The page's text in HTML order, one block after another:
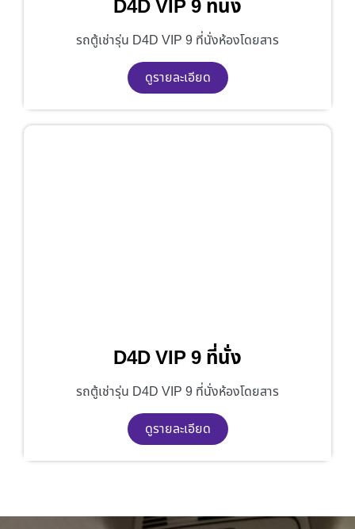
D4D VIP 9 ที่นั่ง
รถตู้เช่ารุ่น D4D VIP 9 ที่นั่งห้องโดยสาร
ดูรายละเอียด
D4D VIP 9 ที่นั่ง
รถตู้เช่ารุ่น D4D VIP 9 ที่นั่งห้องโดยสาร
ดูรายละเอียด